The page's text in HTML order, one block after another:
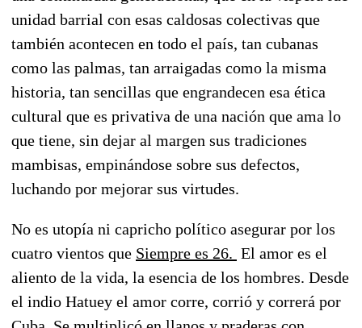
unidad barrial con esas caldosas colectivas que
también acontecen en todo el país, tan cubanas
como las palmas, tan arraigadas como la misma
historia, tan sencillas que engrandecen esa ética
cultural que es privativa de una nación que ama lo
que tiene, sin dejar al margen sus tradiciones
mambisas, empinándose sobre sus defectos,
luchando por mejorar sus virtudes.
No es utopía ni capricho político asegurar por los
cuatro vientos que Siempre es 26. El amor es el
aliento de la vida, la esencia de los hombres. Desde
el indio Hatuey el amor corre, corrió y correrá por